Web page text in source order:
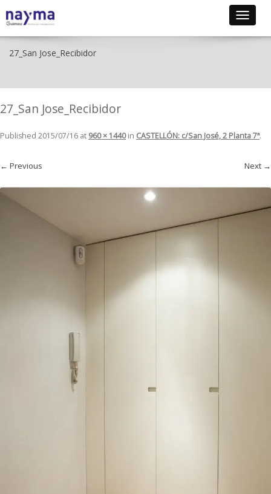
Toggle
27_San Jose_Recibidor
27_San Jose_Recibidor
Published 2015/07/16 at 960 × 1440in CASTELLÓN: c/San José, 2 Planta 7ª.
← Previous Next →